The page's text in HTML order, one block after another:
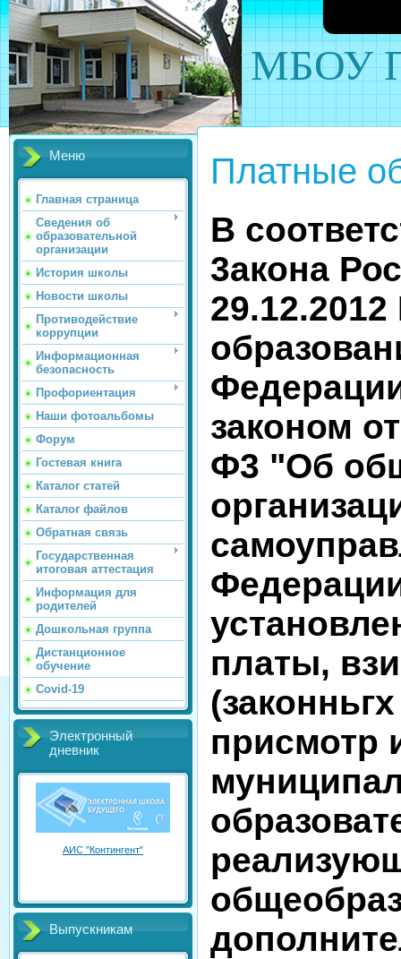
МБОУ
Меню
Главная страница
Сведения об
образовательной
организации
История школы
Новости школы
Противодействие
коррупции
Информационная
безопасность
Профориентация
Наши фотоальбомы
Форум
Гостевая книга
Каталог статей
Каталог файлов
Обратная связь
Государственная
итоговая аттестация
Информация для
родителей
Дошкольная группа
Дистанционное
обучение
Covid-19
Электронный
дневник
АИС "Контингент"
Выпускникам
Платные
В
3акона
законом
Ф3 "Об
платы,
присмотр